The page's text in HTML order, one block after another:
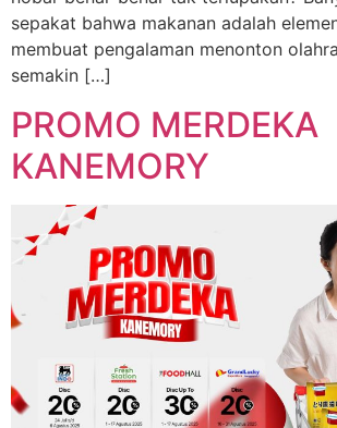
sepakat bahwa makanan adalah
membuat pengalaman menonton
semakin […]
PROMO MERDEKA
KANEMORY